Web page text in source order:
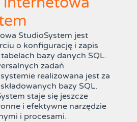
StudioSystem jest
o konfigurację i zapis
bazy danych SQL.
zadań
realizowana jest za
bazy SQL.
staje się jeszcze
i efektywne narzędzie
i procesami.